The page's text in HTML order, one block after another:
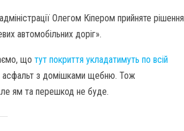
Олегом Кіпером прийняте рішення
автомобільних доріг».
що тут покриття укладатимуть по всій
асфальт з домішками щебню. Тож
ям та перешкод не буде.